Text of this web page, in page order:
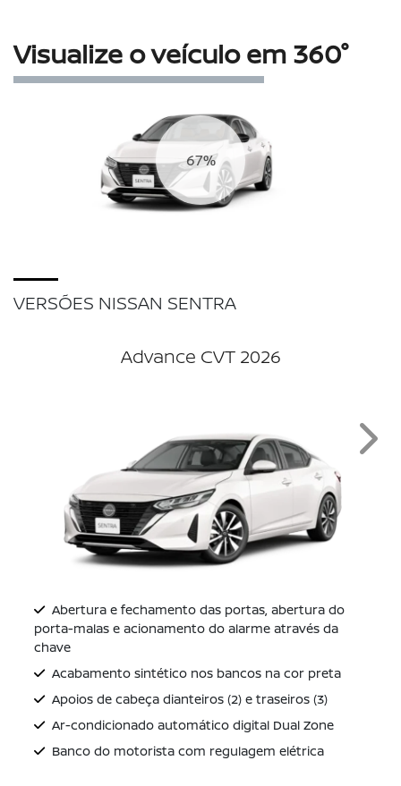
Visualize o veículo em 360°
72%
VERSÕES NISSAN SENTRA
Advance CVT 2026
Abertura e fechamento das portas, abertura do
porta-malas e acionamento do alarme através da
chave
Acabamento sintético nos bancos na cor preta
Apoios de cabeça dianteiros (2) e traseiros (3)
Ar-condicionado automático digital Dual Zone
Banco do motorista com regulagem elétrica
Next